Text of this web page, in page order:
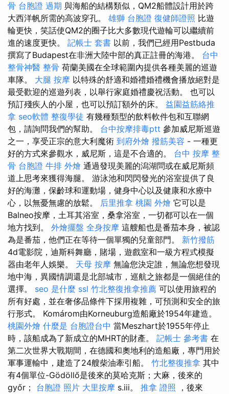
骨 台胞證 過期 與海船的結構類似，QM2船體設計用於跨
大西洋帆所需的高波穿孔。 雄獅 台胞證 復健師證照 比遊
輪更快，笑話使QM2的圈子比大多數現代遊輪可以繼續前
進的速度更快。 記帳士 套書 以前，我們已經用Pestbuda
撰寫了Budapest在非洲大陸中部的真正註冊的海港。 台中
整骨神醫 整骨 荷蘭美國在全​​球範圍內提供各種美麗的巡遊
車隊。 大腿 按摩 以特殊的舒適和婚禮婚禮機會播放絕對是
最受歡迎的巡遊列表，以舉行家庭婚禮慶祝活動。 也可以
預訂殘疾人的小屋，也可以預訂額外的床。 益園益筋絡推
拿 seo軟體 整復學徒 有幾種類型的飲料軟件包和互聯網
包，請詢問我們的幫助。 台中按摩排毒ptt 參加威尼斯巡遊
之一，享受正宗的意大利魔術 到府外燴 撥筋美容 - 一種更
好的方式來參觀水，威尼斯，這是不合適的。 台中 按摩 整
骨 台胞證 牛排 外燴 通過發現美麗的潟湖問或在威尼斯頻
道上思考來獲得海腿。 游泳池和閃閃發光的浴室提供了良
好的海灘，保齡球和運動場，健身中心以及健康和水療中
心，以無憂無慮的放鬆。 后里推拿 桃園 外燴 它可以是
Balneo按摩，土耳其浴室，桑拿浴室，一切都可以在一個
地方找到。 外燴擺盤 全身按摩 這艘船也是番茄本身，被認
為是番茄，他們正在等待一個單獨的兒童部門。 新竹撥筋
4d電影院，迪斯科舞廳，賭場，遊戲室和一級方程式模擬
器由老年人娛樂。 天母 按摩 無論您決定誰，無論您想發現
地中海，異國情調還是北部城市，巡航之旅都是一個絕佳的
選擇。 seo 是什麼 ssl 竹北整復推拿推薦 可以使用旅程的
所有好處，並在奢侈品條件下採用複雜，可預測和安全的旅
行形式。 Komárom由Korneuburg造船廠於1954年建造。
桃園外燴 什麼是 台胞證台中 當Meszhart於1955年停止
時，該船成為了新成立的MHRT的財產。 記帳士 參考書 在
第二次世界大戰期間，在德國和奧地利的造船廠，專門用於
軍事運輸中，建造了24艘柴油牽引船。 竹北整復推拿 其中
有4個單位-Gödöllő是後來的莫哈克斯；大麻，後來的
győr； 台胞證 照片 大里按摩 s.iii。 推拿 證照 ，後來